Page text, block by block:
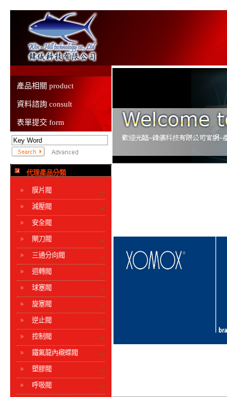
產品相關 product
資料諮詢 consult
表單提交 form
代理產品分類
膜片閥
減壓閥
安全閥
閘刀閥
三通分向閥
迴轉閥
球塞閥
旋塞閥
逆止閥
控制閥
鐵氟龍內襯蝶閥
塑膠閥
呼吸閥